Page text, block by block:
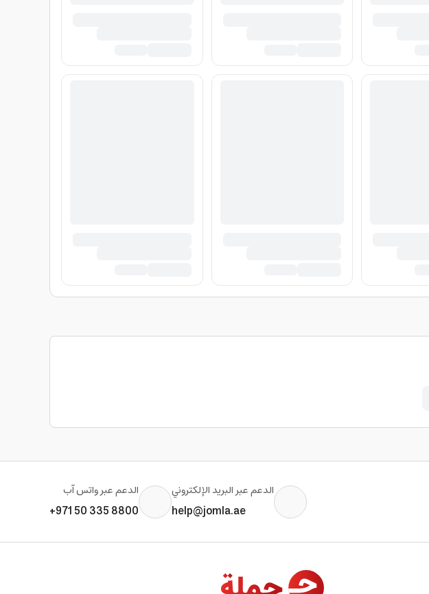
الدعم عبر البريد الإلكتروني
help@jomla.ae
الدعم عبر واتس آب
+971 50 335 8800